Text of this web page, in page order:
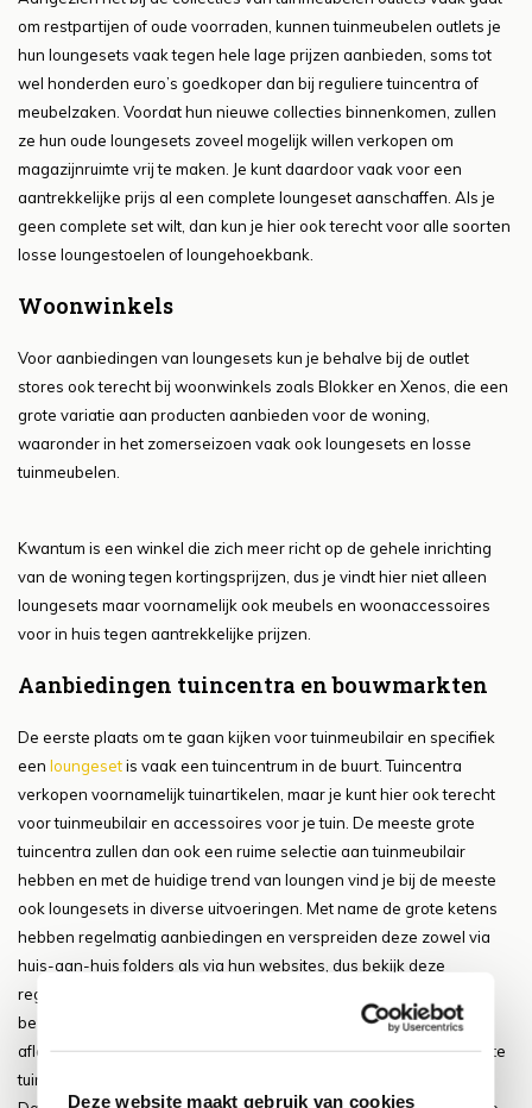
Deze website maakt gebruik van cookies
om restpartijen of oude voorraden, kunnen tuinmeubelen outlets je
hun loungesets vaak tegen hele lage prijzen aanbieden, soms tot
wel honderden euro’s goedkoper dan bij reguliere tuincentra of
meubelzaken. Voordat hun nieuwe collecties binnenkomen, zullen
ze hun oude loungesets zoveel mogelijk willen verkopen om
magazijnruimte vrij te maken. Je kunt daardoor vaak voor een
aantrekkelijke prijs al een complete loungeset aanschaffen. Als je
geen complete set wilt, dan kun je hier ook terecht voor alle soorten
losse loungestoelen of loungehoekbank.
Woonwinkels
Voor aanbiedingen van loungesets kun je behalve bij de outlet
stores ook terecht bij woonwinkels zoals Blokker en Xenos, die een
grote variatie aan producten aanbieden voor de woning,
waaronder in het zomerseizoen vaak ook loungesets en losse
tuinmeubelen.
Kwantum is een winkel die zich meer richt op de gehele inrichting
van de woning tegen kortingsprijzen, dus je vindt hier niet alleen
loungesets maar voornamelijk ook meubels en woonaccessoires
voor in huis tegen aantrekkelijke prijzen.
Aanbiedingen tuincentra en bouwmarkten
De eerste plaats om te gaan kijken voor tuinmeubilair en specifiek
een loungesetis vaak een tuincentrum in de buurt. Tuincentra
verkopen voornamelijk tuinartikelen, maar je kunt hier ook terecht
voor tuinmeubilair en accessoires voor je tuin. De meeste grote
tuincentra zullen dan ook een ruime selectie aan tuinmeubilair
hebben en met de huidige trend van loungen vind je bij de meeste
ook loungesets in diverse uitvoeringen. Met name de grote ketens
hebben regelmatig aanbiedingen en verspreiden deze zowel via
huis-aan-huis folders als via hun websites, dus bekijk deze
regelmatig zodat je weet wanneer je de winkel het beste kunt
bezoeken. Veel tuincentra hebben bovendien tegenwoordig een
afleverdienst, zodat je in de winkel of via hun website aangekochte
tuinmeubelen gewoon kunt laten thuisbezorgen.